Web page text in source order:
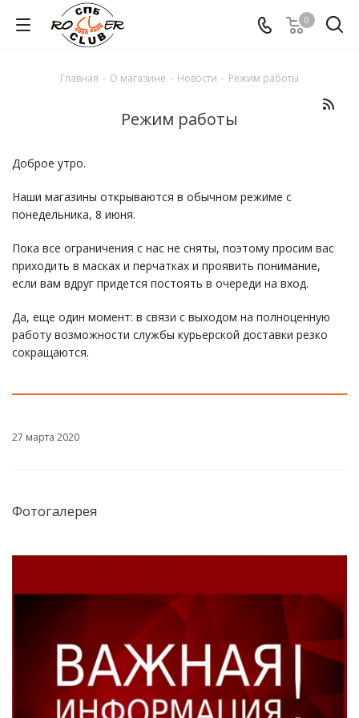
0
Главная - О магазине - Новости - Режим работы
Режим работы
Доброе утро.
Наши магазины открываются в обычном режиме с
понедельника, 8 июня.
Пока все ограничения с нас не сняты, поэтому просим вас
приходить в масках и перчатках и проявить понимание,
если вам вдруг придется постоять в очереди на вход.
Да, еще один момент: в связи с выходом на полноценную
работу возможности службы курьерской доставки резко
сокращаются.
27 марта 2020
Фотогалерея